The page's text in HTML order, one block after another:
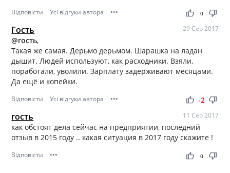
Відповісти Усі відгуки автора ••• thumb_up thumb_down
0
Гость 29 Сер 2017
@гость,
Такая же самая. Дерьмо дерьмом. Шарашка на ладан
дышит. Людей используют, как расходники. Взяли,
поработали, уволили. Зарплату задерживают месяцами.
Да ещё и копейки.
Відповісти Усі відгуки автора ••• thumb_up thumb_down
-2
гость 11 Сер 2017
как обстоят дела сейчас на предприятии, последний
отзыв в 2015 году .. какая ситуация в 2017 году скажите !
Відповісти ••• thumb_up thumb_down
0